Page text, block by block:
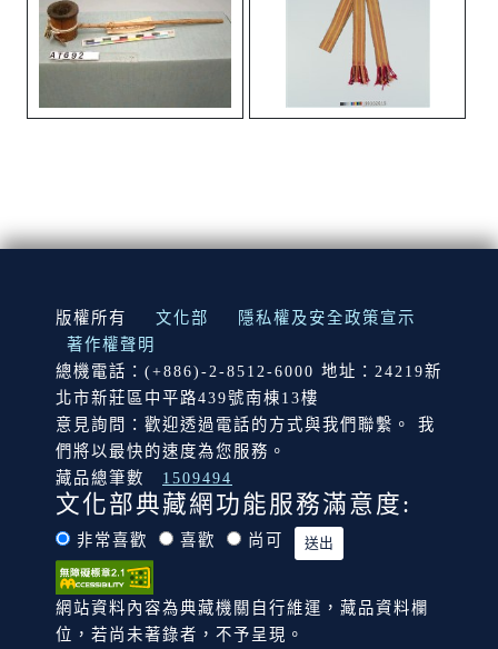
:::
版權所有 文化部
隱私權及安全政策宣示
著作權聲明
總機電話：(+886)-2-8512-6000 地址：24219新
北市新莊區中平路439號南棟13樓
意見詢問：歡迎透過電話的方式與我們聯繫。 我
們將以最快的速度為您服務。
藏品總筆數
1509494
文化部典藏網功能服務滿意度:
非常喜歡 喜歡 尚可
網站資料內容為典藏機關自行維運，藏品資料欄
位，若尚未著錄者，不予呈現。